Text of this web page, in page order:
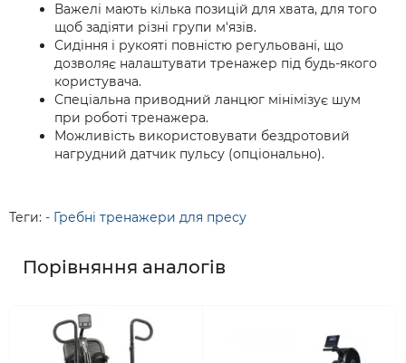
Важелі мають кілька позицій для хвата, для того
щоб задіяти різні групи м'язів.
Сидіння і рукояті повністю регульовані, що
дозволяє налаштувати тренажер під будь-якого
користувача.
Спеціальна приводний ланцюг мінімізує шум
при роботі тренажера.
Можливість використовувати бездротовий
нагрудний датчик пульсу (опціонально).
Теги: - Гребні тренажери для пресу
Порівняння аналогів